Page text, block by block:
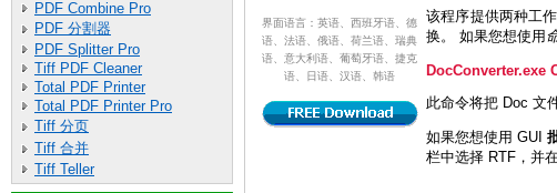
PDF Combine Pro
PDF 分割器
PDF Splitter Pro
Tiff PDF Cleaner
Total PDF Printer
Total PDF Printer Pro
Tiff 分页
Tiff 合并
Tiff Teller
界面语言：英语、西班牙语、德
语、法语、俄语、荷兰语、瑞典
语、意大利语、葡萄牙语、捷克
语、日语、汉语、韩语
该程序提供两种工
换。 如果您想使用
DocConverter.exe
此命令将把 Doc 文
如果您想使用 GUI
栏中选择 RTF，并